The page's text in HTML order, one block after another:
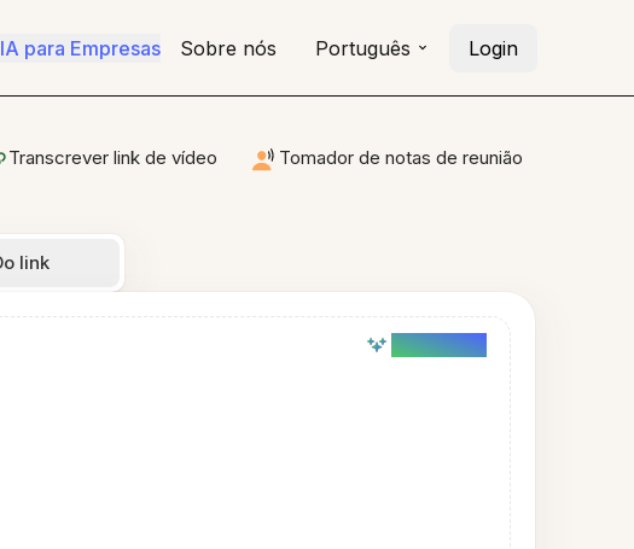
IA para Empresas Sobre nós Português Login
Transcrever link de vídeo Tomador de notas de reunião
link
AI powered